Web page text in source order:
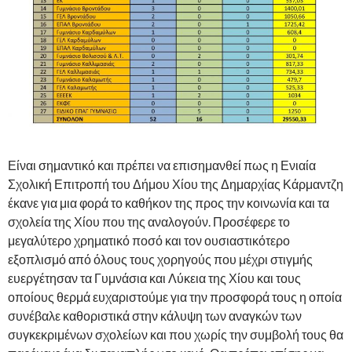
Είναι σημαντικό και πρέπει να επισημανθεί πως η Ενιαία
Σχολική Επιτροπή του Δήμου Χίου της Δημαρχίας Κάρμαντζη
έκανε για μια φορά το καθήκον της προς την κοινωνία και τα
σχολεία της Χίου που της αναλογούν. Προσέφερε το
μεγαλύτερο χρηματικό ποσό και τον ουσιαστικότερο
εξοπλισμό από όλους τους χορηγούς που μέχρι στιγμής
ευεργέτησαν τα Γυμνάσια και Λύκεια της Χίου και τους
οποίους θερμά ευχαριστούμε για την προσφορά τους η οποία
συνέβαλε καθοριστικά στην κάλυψη των αναγκών των
συγκεκριμένων σχολείων και που χωρίς την συμβολή τους θα